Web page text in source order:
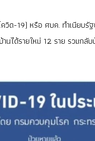
วิด-19) หรือ ศบค. ทำเนีย
ด้รายใหม่ 12 ราย รวมกลั